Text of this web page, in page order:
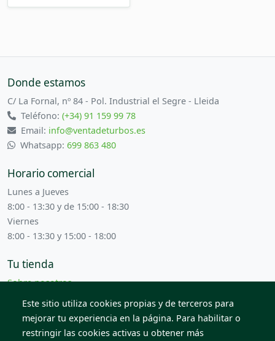
Donde estamos
C/ La Fornal, nº 84 - Pol. Industrial el Segre - Lleida
Teléfono:(+34) 91 159 99 78
Email: info@ventadeturbos.es
Whatsapp: 699 863 480
Horario comercial
Lunes a Jueves
8:00 - 13:30 y de 15:00 - 18:30
Viernes
8:00 - 13:30 y 15:00 - 18:00
Tu tienda
Sobre nosotros
Términos y condiciones
Contacta con nosotros
Este sitio utiliza cookies propias y de terceros para
mejorar tu experiencia en la página. Para habilitar o
restringir las cookies activas u obtener más